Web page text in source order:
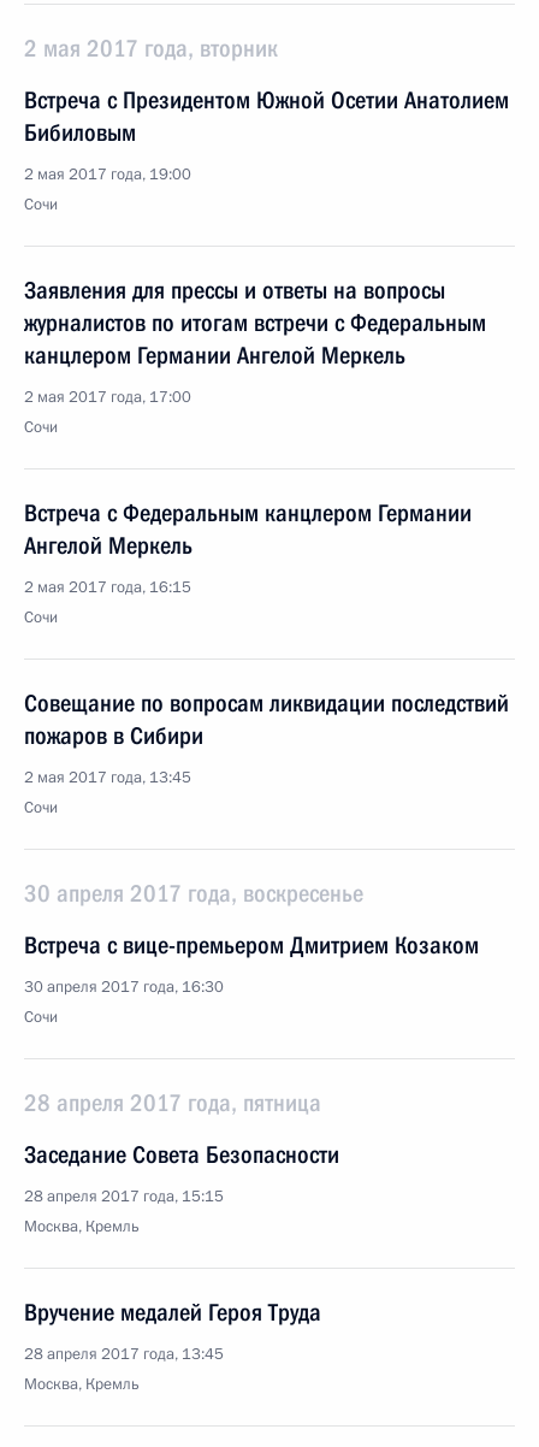
2 мая 2017 года, вторник
Встреча с Президентом Южной Осетии Анатолием
Бибиловым
2 мая 2017 года, 19:00
Сочи
Заявления для прессы и ответы на вопросы
журналистов по итогам встречи с Федеральным
канцлером Германии Ангелой Меркель
2 мая 2017 года, 17:00
Сочи
Встреча с Федеральным канцлером Германии
Ангелой Меркель
2 мая 2017 года, 16:15
Сочи
Совещание по вопросам ликвидации последствий
пожаров в Сибири
2 мая 2017 года, 13:45
Сочи
30 апреля 2017 года, воскресенье
Встреча с вице-премьером Дмитрием Козаком
30 апреля 2017 года, 16:30
Сочи
28 апреля 2017 года, пятница
Заседание Совета Безопасности
28 апреля 2017 года, 15:15
Москва, Кремль
Вручение медалей Героя Труда
28 апреля 2017 года, 13:45
Москва, Кремль